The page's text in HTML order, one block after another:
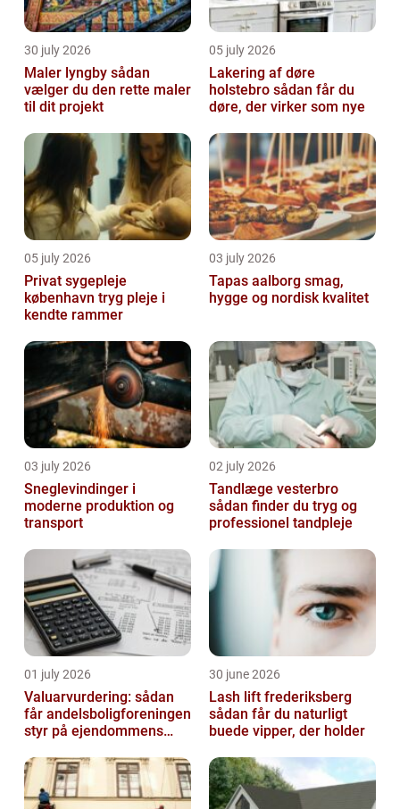
30 july 2026
Maler lyngby sådan
vælger du den rette maler
til dit projekt
05 july 2026
Lakering af døre
holstebro sådan får du
døre, der virker som nye
05 july 2026
Privat sygepleje
københavn tryg pleje i
kendte rammer
03 july 2026
Tapas aalborg smag,
hygge og nordisk kvalitet
03 july 2026
Sneglevindinger i
moderne produktion og
transport
02 july 2026
Tandlæge vesterbro
sådan finder du tryg og
professionel tandpleje
01 july 2026
Valuarvurdering: sådan
får andelsboligforeningen
styr på ejendommens
30 june 2026
Lash lift frederiksberg
sådan får du naturligt
buede vipper, der holder